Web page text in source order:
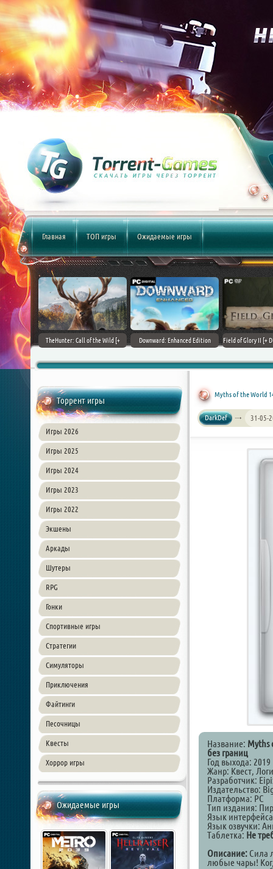
Главная ТОП игры Ожидаемые игры
(2017)
TheHunter: Call of the Wild [+
Downward: Enhanced Edition
Field of Glory II [+
Торрент игры
Игры 2026
Игры 2025
Игры 2024
Игры 2023
Игры 2022
Экшены
Аркады
Шутеры
RPG
Гонки
Спортивные игры
Стратегии
Симуляторы
Приключения
Файтинги
Песочницы
Квесты
Хоррор игры
Ожидаемые игры
Myths of the World
DarkDef 31-05-
Название: Myths
без границ
Год выхода: 2019
Жанр: Квест,
Разработчик:
Издательство:
Платформа: PC
Тип издания:
Язык
Язык озвучки:
Таблетка: Не
Описание: Сила
любые чары!